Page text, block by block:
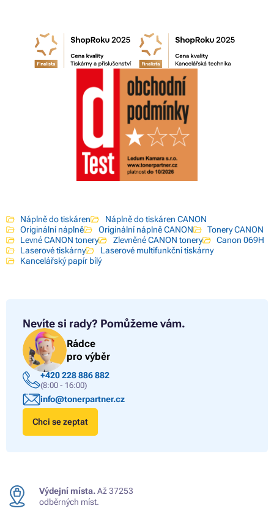
Náplně do tiskáren
Náplně do tiskáren CANON
Originální náplně
Originální náplně CANON
Tonery CANON
Levné CANON tonery
Zlevněné CANON tonery
Canon 069H
Laserové tiskárny
Laserové multifunkční tiskárny
Kancelářský papír bílý
Nevíte si rady? Pomůžeme vám.
Rádce
pro výběr
+420 228 886 882
(8:00 - 16:00)
info@tonerpartner.cz
Chci se zeptat
Výdejní místa.Až 37253
odběrných míst.